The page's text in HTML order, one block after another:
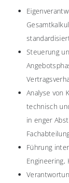
Steuerung
Analyse von
technisch
in enger
Führung
Engineering,